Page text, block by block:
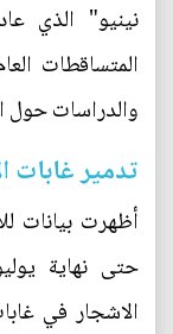
نينيو" الذي
والدراسات حول
تدمير غابات
أظهرت بيانات
الاشجار في